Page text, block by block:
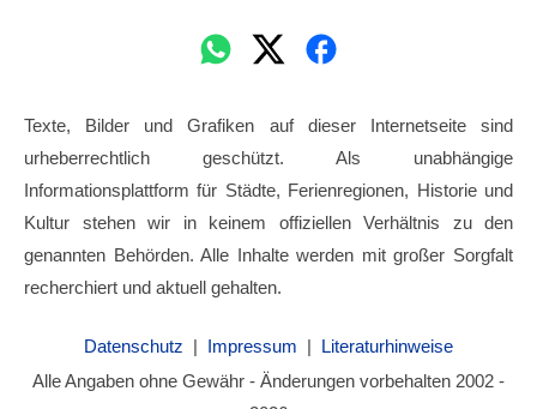
Texte, Bilder und Grafiken auf dieser Internetseite sind
urheberrechtlich geschützt. Als unabhängige
Informationsplattform für Städte, Ferienregionen, Historie und
Kultur stehen wir in keinem offiziellen Verhältnis zu den
genannten Behörden. Alle Inhalte werden mit großer Sorgfalt
recherchiert und aktuell gehalten.
Datenschutz | Impressum | Literaturhinweise
Alle Angaben ohne Gewähr - Änderungen vorbehalten 2002 -